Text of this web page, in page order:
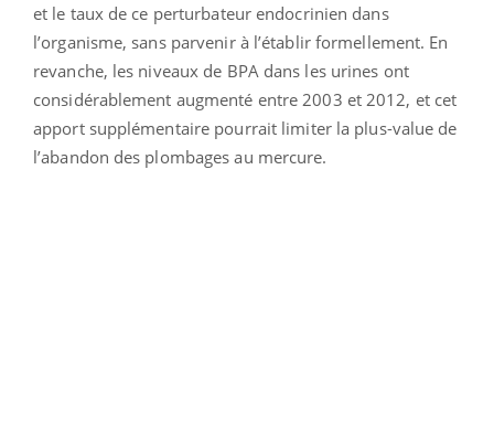
et le taux de ce perturbateur endocrinien dans
l’organisme, sans parvenir à l’établir formellement. En
revanche, les niveaux de BPA dans les urines ont
considérablement augmenté entre 2003 et 2012, et cet
apport supplémentaire pourrait limiter la plus-value de
l’abandon des plombages au mercure.